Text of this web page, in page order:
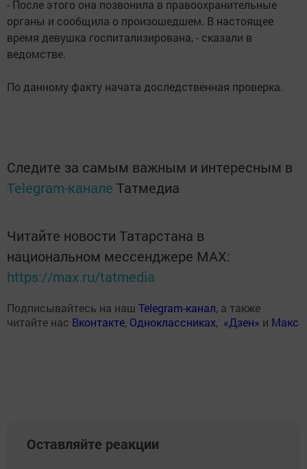
- После этого она позвонила в правоохранительные
органы и сообщила о произошедшем. В настоящее
время девушка госпитализирована, - сказали в
ведомстве.
По данному факту начата доследственная проверка.
Следите за самым важным и интересным в
Telegram-канале Татмедиа
Читайте новости Татарстана в
национальном мессенджере MАХ:
https://max.ru/tatmedia
Подписывайтесь на наш Telegram-канал, а также
читайте нас Вконтакте, Одноклассниках, «Дзен» и Макс
Оставляйте реакции